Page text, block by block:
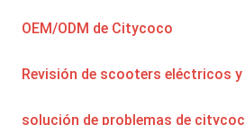
OEM/ODM de Citycoco
Revisión de scooters eléctricos y
solución de problemas de